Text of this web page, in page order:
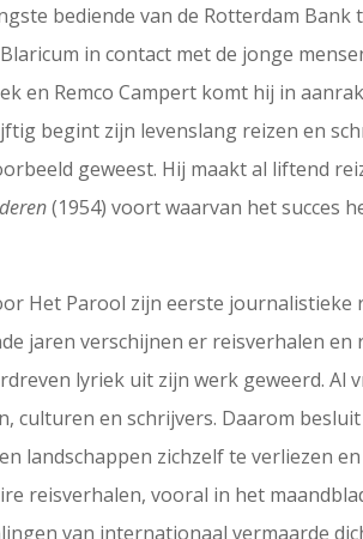
bediende van de Rotterdam Bank
in contact met de jonge
en Remco Campert komt hij in
begint zijn levenslang reizen en
geweest. Hij maakt al liftend
(1954) voort waarvan het succes
Het Parool zijn eerste
jaren verschijnen er reisverhalen en
lyriek uit zijn werk geweerd. Al
culturen en schrijvers. Daarom
landschappen zichzelf te verliezen
reisverhalen, vooral in het
van internationaal vermaarde